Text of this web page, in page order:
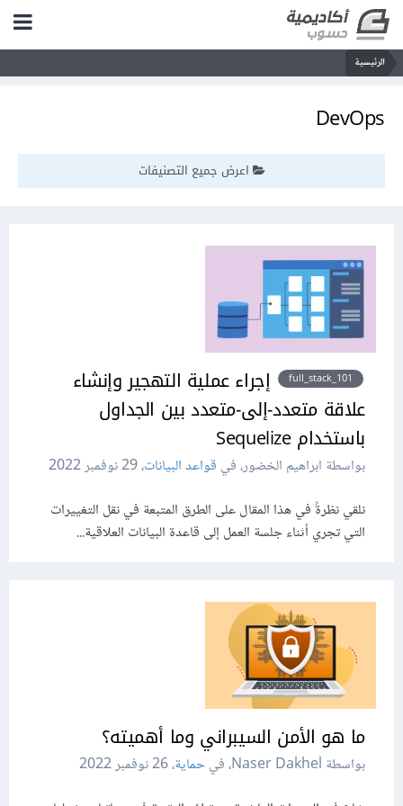
الرئيسية
DevOps
اعرض جميع التصنيفات
full_stack_101
إجراء عملية التهجير وإنشاء
علاقة متعدد-إلى-متعدد بين الجداول
باستخدام Sequelize
بواسطة ابراهيم الخضور، في قواعد البيانات،29 نوفمبر 2022
نلقي نظرةً في هذا المقال على الطرق المتبعة في نقل التغييرات
التي تجري أثناء جلسة العمل إلى قاعدة البيانات العلاقية...
ما هو الأمن السيبراني وما أهميته؟
بواسطة Naser Dakhel، في حماية،26 نوفمبر 2022